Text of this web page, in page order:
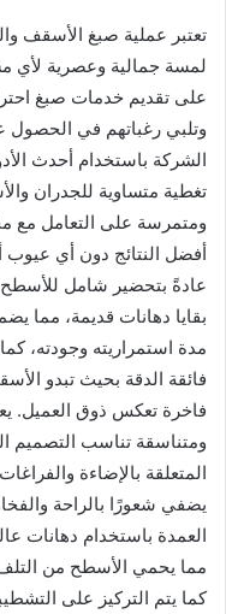
تعتبر عملية صبغ الأسقف
لمسة جمالية وعصرية لأي
على تقديم خدمات صبغ
وتلبي رغباتهم في الحصول
الشركة باستخدام أحدث
تغطية متساوية للجدران
ومتمرسة على التعامل مع
أفضل النتائج دون أي عيوب
عادةً بتحضير شامل
بقايا دهانات قديمة، مما
مدة استمراريته وجودته،
فائقة الدقة بحيث تبدو
فاخرة تعكس ذوق العميل.
ومتناسقة تناسب التصميم
المتعلقة بالإضاءة
يضفي شعورًا بالراحة
العمدة باستخدام دهانات
مما يحمي الأسطح من التلف
كما يتم التركيز على